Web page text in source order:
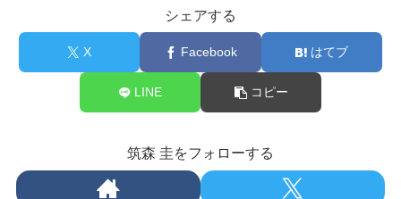
シェアする
X Facebook はてブ
LINE コピー
筑森 圭をフォローする